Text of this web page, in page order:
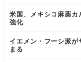
米国、メキシコ麻薬
強化
イエメン・フーシ派
まる